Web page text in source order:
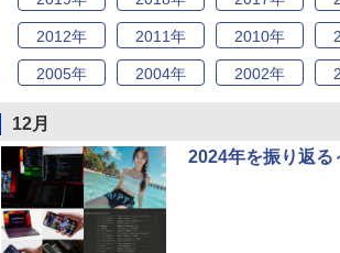
2012年 2011年 2010年
2005年 2004年 2002年
12月
2024年を振り返る